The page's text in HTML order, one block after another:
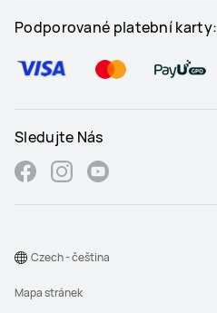
Podporované platební karty:
Sledujte Nás
Mapa stránek
Czech - čeština